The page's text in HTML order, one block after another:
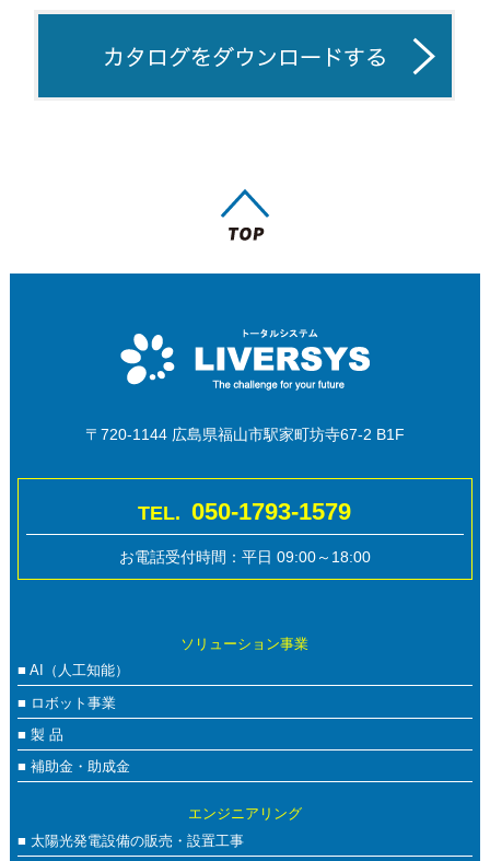
利用いたします。
【個人情報の第三者への開示・提供の禁止】
・法令に基づき開示することが必要である場合
【ご本人の照会】
お客さまがご本人の個人情報の照会・修正・削除などをご希望され
【法令、規範の遵守と見直し】
規範を遵守するとともに、本ポリシーの内容を適宜見直し、その改
広島県福山市駅家町坊寺67-2 B1
TEL:084-959-2661 FAX:084-959-2664
Mail:info@liversys.jp
〒720-1144 広島県福山市駅家町坊寺67-2 B1F
TEL. 050-1793-1579
お電話受付時間：平日 09:00～18:00
ソリューション事業
■ AI（人工知能）
■ ロボット事業
■ 製 品
■ 補助金・助成金
エンジニアリング
■ 太陽光発電設備の販売・設置工事